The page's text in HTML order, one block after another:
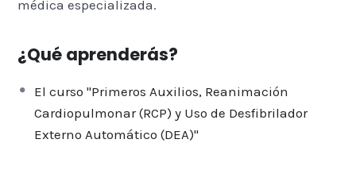
médica especializada.
¿Qué aprenderás?
El curso "Primeros Auxilios, Reanimación
Cardiopulmonar (RCP) y Uso de Desfibrilador
Externo Automático (DEA)"